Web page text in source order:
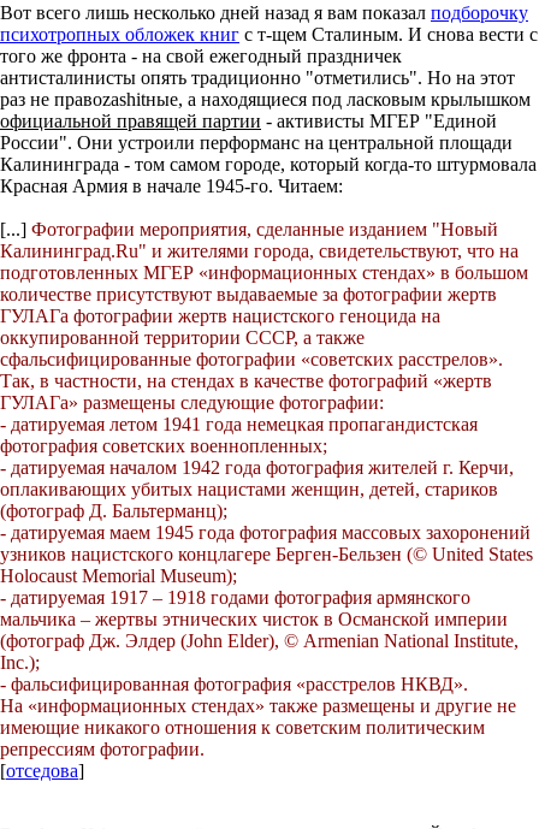
Вот всего лишь несколько дней назад я вам показал подборочку
психотропных обложек книг с т-щем Сталиным. И снова вести с
того же фронта - на свой ежегодный праздничек
антисталинисты опять традиционно "отметились". Но на этот
раз не правоzashitные, а находящиеся под ласковым крылышком
официальной правящей партии - активисты МГЕР "Единой
России". Они устроили перформанс на центральной площади
Калининграда - том самом городе, который когда-то штурмовала
Красная Армия в начале 1945-го. Читаем:
[...] Фотографии мероприятия, сделанные изданием "Новый
Калининград.Ru" и жителями города, свидетельствуют, что на
подготовленных МГЕР «информационных стендах» в большом
количестве присутствуют выдаваемые за фотографии жертв
ГУЛАГа фотографии жертв нацистского геноцида на
оккупированной территории СССР, а также
сфальсифицированные фотографии «советских расстрелов».
Так, в частности, на стендах в качестве фотографий «жертв
ГУЛАГа» размещены следующие фотографии:
- датируемая летом 1941 года немецкая пропагандистская
фотография советских военнопленных;
- датируемая началом 1942 года фотография жителей г. Керчи,
оплакивающих убитых нацистами женщин, детей, стариков
(фотограф Д. Бальтерманц);
- датируемая маем 1945 года фотография массовых захоронений
узников нацистского концлагере Берген-Бельзен (© United States
Holocaust Memorial Museum);
- датируемая 1917 – 1918 годами фотография армянского
мальчика – жертвы этнических чисток в Османской империи
(фотограф Дж. Элдер (John Elder), © Armenian National Institute,
Inc.);
- фальсифицированная фотография «расстрелов НКВД».
На «информационных стендах» также размещены и другие не
имеющие никакого отношения к советским политическим
репрессиям фотографии.
[отседова]